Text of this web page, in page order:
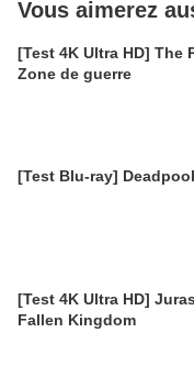
Vous aimerez
[Test 4K Ultra HD] The
Zone de guerre
[Test Blu-ray]
[Test 4K Ultra HD]
Fallen Kingdom